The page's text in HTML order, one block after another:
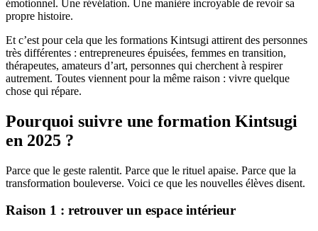
émotionnel. Une révélation. Une manière incroyable de revoir sa
propre histoire.
Et c’est pour cela que les formations Kintsugi attirent des personnes
très différentes : entrepreneures épuisées, femmes en transition,
thérapeutes, amateurs d’art, personnes qui cherchent à respirer
autrement. Toutes viennent pour la même raison : vivre quelque
chose qui répare.
Pourquoi suivre une formation Kintsugi
en 2025 ?
Parce que le geste ralentit. Parce que le rituel apaise. Parce que la
transformation bouleverse. Voici ce que les nouvelles élèves disent.
Raison 1 : retrouver un espace intérieur